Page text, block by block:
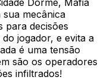
mecânica
para decisões
jogador, e evita a
é uma tensão
são os operadores
infiltrados!